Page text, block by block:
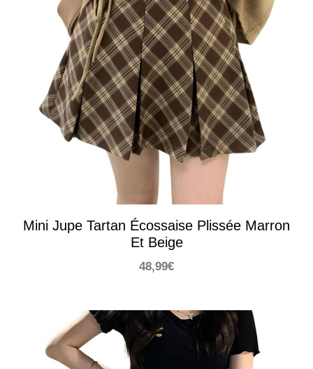
Mini Jupe Tartan Écossaise Plissée Marron
Et Beige
48,99€